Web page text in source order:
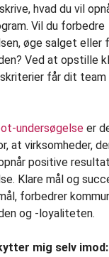
hvad du vil
Vil du forbedre
øge salget eller
Ved at opstille
får dit
undersøgelse er
at virksomheder,
positive
Klare mål og
forbedrer
og -loyaliteten.
mig selv